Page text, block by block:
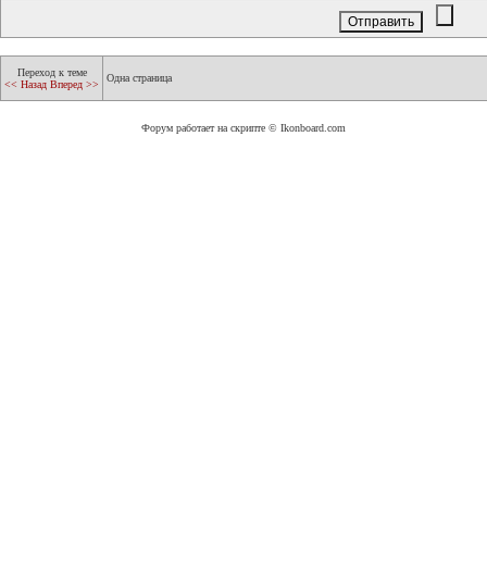
Переход к теме
<< Назад Вперед >>
Одна страница
Форум работает на скрипте © Ikonboard.com